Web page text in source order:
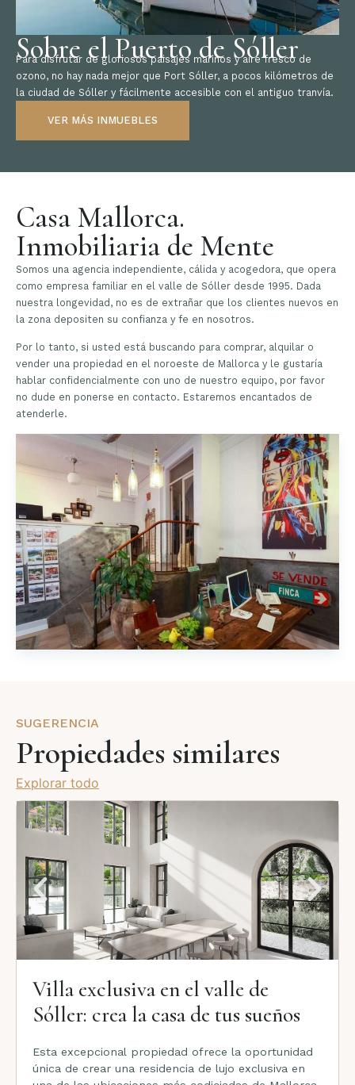
Sobre el Puerto de Sóller
Para disfrutar de gloriosos paisajes marinos y aire fresco de
ozono, no hay nada mejor que Port Sóller, a pocos kilómetros de
la ciudad de Sóller y fácilmente accesible con el antiguo tranvía.
VER MÁS INMUEBLES
Casa Mallorca.
Inmobiliaria de Mente
Somos una agencia independiente, cálida y acogedora, que opera
como empresa familiar en el valle de Sóller desde 1995. Dada
nuestra longevidad, no es de extrañar que los clientes nuevos en
la zona depositen su confianza y fe en nosotros.
Por lo tanto, si usted está buscando para comprar, alquilar o
vender una propiedad en el noroeste de Mallorca y le gustaría
hablar confidencialmente con uno de nuestro equipo, por favor
no dude en ponerse en contacto. Estaremos encantados de
atenderle.
SUGERENCIA
Propiedades similares
Explorar todo
Villa exclusiva en el valle de
Sóller: crea la casa de tus sueños
Esta excepcional propiedad ofrece la oportunidad
única de crear una residencia de lujo exclusiva en